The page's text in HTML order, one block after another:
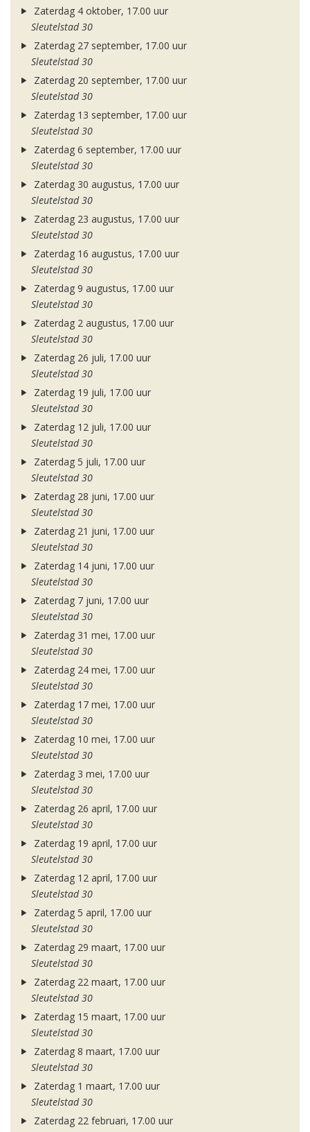
Zaterdag 4 oktober, 17.00 uur
Sleutelstad 30
Zaterdag 27 september, 17.00 uur
Sleutelstad 30
Zaterdag 20 september, 17.00 uur
Sleutelstad 30
Zaterdag 13 september, 17.00 uur
Sleutelstad 30
Zaterdag 6 september, 17.00 uur
Sleutelstad 30
Zaterdag 30 augustus, 17.00 uur
Sleutelstad 30
Zaterdag 23 augustus, 17.00 uur
Sleutelstad 30
Zaterdag 16 augustus, 17.00 uur
Sleutelstad 30
Zaterdag 9 augustus, 17.00 uur
Sleutelstad 30
Zaterdag 2 augustus, 17.00 uur
Sleutelstad 30
Zaterdag 26 juli, 17.00 uur
Sleutelstad 30
Zaterdag 19 juli, 17.00 uur
Sleutelstad 30
Zaterdag 12 juli, 17.00 uur
Sleutelstad 30
Zaterdag 5 juli, 17.00 uur
Sleutelstad 30
Zaterdag 28 juni, 17.00 uur
Sleutelstad 30
Zaterdag 21 juni, 17.00 uur
Sleutelstad 30
Zaterdag 14 juni, 17.00 uur
Sleutelstad 30
Zaterdag 7 juni, 17.00 uur
Sleutelstad 30
Zaterdag 31 mei, 17.00 uur
Sleutelstad 30
Zaterdag 24 mei, 17.00 uur
Sleutelstad 30
Zaterdag 17 mei, 17.00 uur
Sleutelstad 30
Zaterdag 10 mei, 17.00 uur
Sleutelstad 30
Zaterdag 3 mei, 17.00 uur
Sleutelstad 30
Zaterdag 26 april, 17.00 uur
Sleutelstad 30
Zaterdag 19 april, 17.00 uur
Sleutelstad 30
Zaterdag 12 april, 17.00 uur
Sleutelstad 30
Zaterdag 5 april, 17.00 uur
Sleutelstad 30
Zaterdag 29 maart, 17.00 uur
Sleutelstad 30
Zaterdag 22 maart, 17.00 uur
Sleutelstad 30
Zaterdag 15 maart, 17.00 uur
Sleutelstad 30
Zaterdag 8 maart, 17.00 uur
Sleutelstad 30
Zaterdag 1 maart, 17.00 uur
Sleutelstad 30
Zaterdag 22 februari, 17.00 uur